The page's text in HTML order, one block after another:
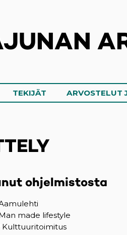
TEKIJÄT ARVOSTELUT
ohjelmistosta
made lifestyle